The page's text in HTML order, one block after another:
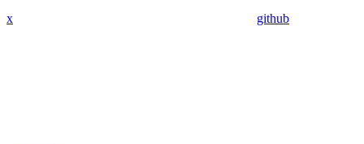
x github